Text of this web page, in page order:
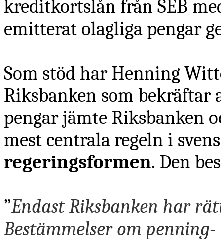
kreditkortslån från SEB
emitterat olagliga pengar
Som stöd har Henning
Riksbanken som
pengar jämte Riksbanken
mest centrala regeln i
regeringsformen. Den
”Endast Riksbanken har
Bestämmelser om